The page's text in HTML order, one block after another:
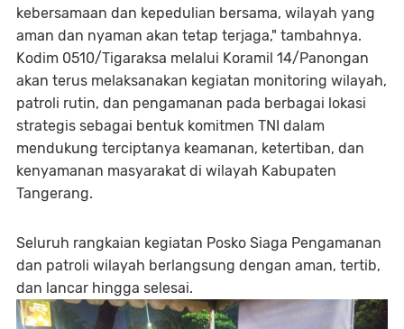
kebersamaan dan kepedulian bersama, wilayah yang
aman dan nyaman akan tetap terjaga," tambahnya.
Kodim 0510/Tigaraksa melalui Koramil 14/Panongan
akan terus melaksanakan kegiatan monitoring wilayah,
patroli rutin, dan pengamanan pada berbagai lokasi
strategis sebagai bentuk komitmen TNI dalam
mendukung terciptanya keamanan, ketertiban, dan
kenyamanan masyarakat di wilayah Kabupaten
Tangerang.
Seluruh rangkaian kegiatan Posko Siaga Pengamanan
dan patroli wilayah berlangsung dengan aman, tertib,
dan lancar hingga selesai.